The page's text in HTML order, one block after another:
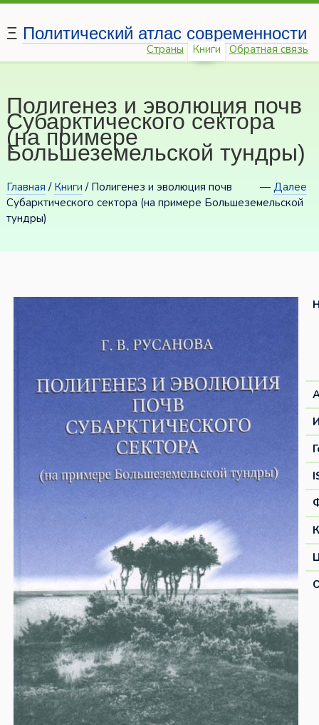
Ξ Политический атлас современности
Страны Книги Обратная связь
Полигенез и эволюция почв
Субарктического сектора
(на примере
Большеземельской тундры)
Главная / —Далее
Книги / Полигенез и эволюция почв
Субарктического сектора (на примере Большеземельской
тундры)